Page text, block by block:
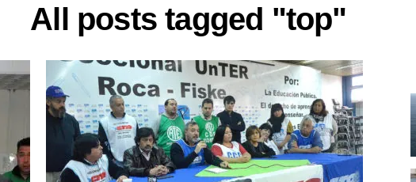
All posts tagged "top"